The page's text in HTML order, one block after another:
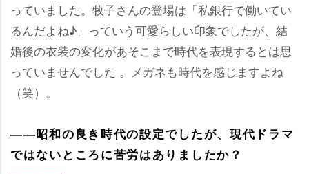
っていました。牧子さんの登場は「私銀行で働いてい
るんだよね♪」っていう可愛らしい印象でしたが、結
婚後の衣装の変化があそこまで時代を表現するとは思
っていませんでした 。メガネも時代を感じますよね
（笑）。
――昭和の良き時代の設定でしたが、現代ドラマ
ではないところに苦労はありましたか？